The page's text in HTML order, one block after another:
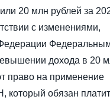
20 млн рублей за
с изменениями,
дохода в 20
право на применение
который обязан